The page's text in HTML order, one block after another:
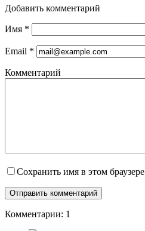
Добавить комментарий
Имя *
Email *
Комментарий
Сохранить имя в этом браузере
Комментарии: 1